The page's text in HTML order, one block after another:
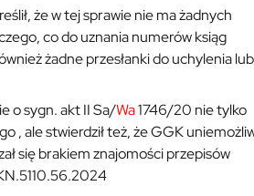
że w tej sprawie nie ma żadnych
co do uznania numerów ksiąg
żadne przesłanki do uchylenia lub
o sygn. akt II Sa/Wa1746/20 nie tylko
, ale stwierdził też, że GGK
się brakiem znajomości przepisów